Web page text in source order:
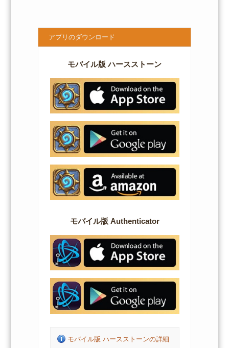
アプリのダウンロード
モバイル版 ハースストーン
モバイル版 Authenticator
モバイル版 ハースストーンの詳細